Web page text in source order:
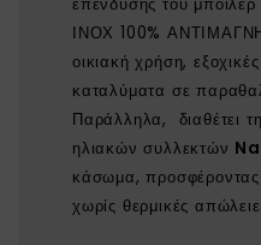
ΙΝΟΧ 100%
οικιακή χρήση,
καταλύματα σε
Παράλληλα, διαθέτει
ηλιακών συλλεκτών
κάσωμα,
χωρίς θερμικές